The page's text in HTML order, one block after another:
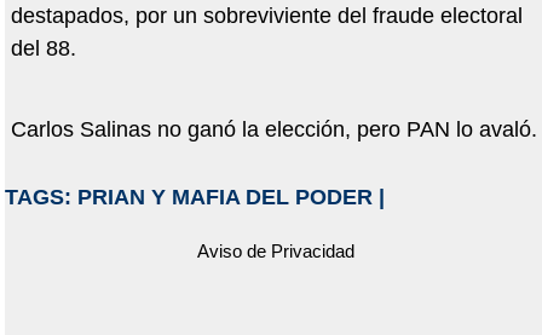
destapados, por un sobreviviente del fraude electoral
del 88.
Carlos Salinas no ganó la elección, pero PAN lo avaló.
TAGS: PRIAN Y MAFIA DEL PODER
Aviso de Privacidad